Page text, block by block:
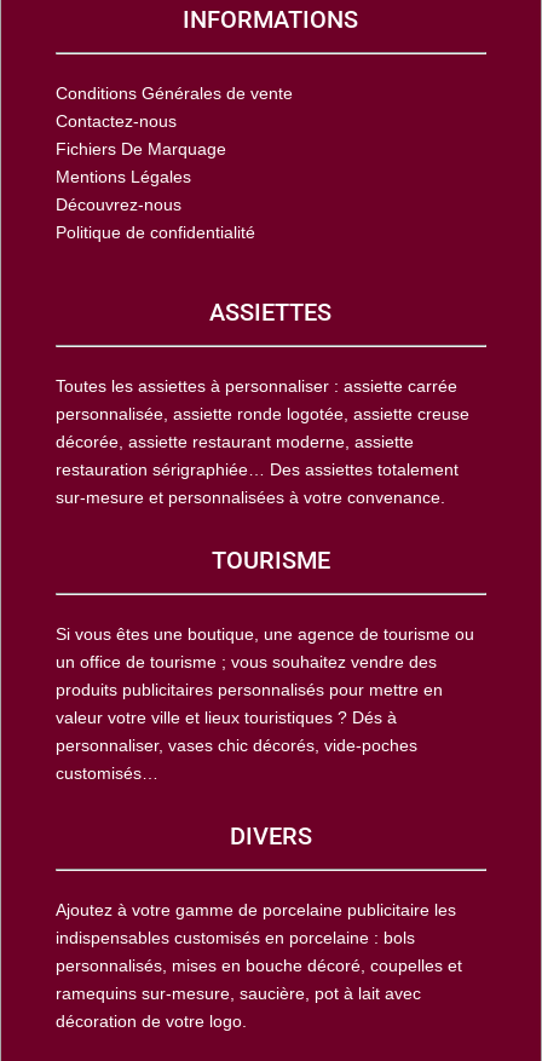
INFORMATIONS
Conditions Générales de vente
Contactez-nous
Fichiers De Marquage
Mentions Légales
Découvrez-nous
Politique de confidentialité
ASSIETTES
Toutes les assiettes à personnaliser : assiette carrée
personnalisée, assiette ronde logotée, assiette creuse
décorée, assiette restaurant moderne, assiette
restauration sérigraphiée… Des assiettes totalement
sur-mesure et personnalisées à votre convenance.
TOURISME
Si vous êtes une boutique, une agence de tourisme ou
un office de tourisme ; vous souhaitez vendre des
produits publicitaires personnalisés pour mettre en
valeur votre ville et lieux touristiques ? Dés à
personnaliser, vases chic décorés, vide-poches
customisés…
DIVERS
Ajoutez à votre gamme de porcelaine publicitaire les
indispensables customisés en porcelaine : bols
personnalisés, mises en bouche décoré, coupelles et
ramequins sur-mesure, saucière, pot à lait avec
décoration de votre logo.